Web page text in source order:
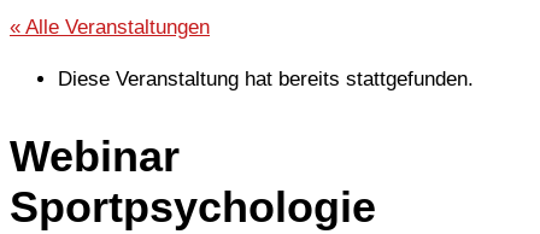
« Alle Veranstaltungen
Diese Veranstaltung hat bereits stattgefunden.
Webinar
Sportpsychologie